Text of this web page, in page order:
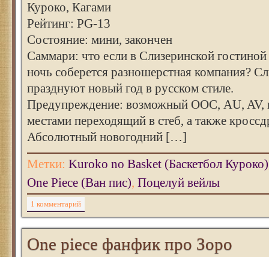
Куроко, Кагами
Рейтинг: PG-13
Состояние: мини, закончен
Саммари: что если в Слизеринской
ночь соберется разношерстная компания?
празднуют новый год в русском стиле.
Предупреждение: возможный ООС, AU, AV,
местами переходящий в стеб, а также
Абсолютный новогодний […]
Метки: Kuroko no Basket (Баскетбол Куроко)
One Piece (Ван пис), Поцелуй вейлы
1 комментарий
One piece фанфик про Зоро